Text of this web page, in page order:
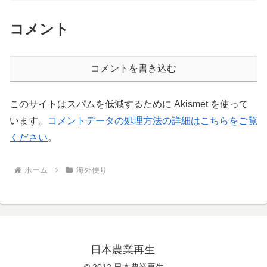
コメント
コメントを書き込む
このサイトはスパムを低減するために Akismet を使って
います。
コメントデータの処理方法の詳細はこちらをご覧
ください。
ホーム 海外便り
日本農業再生